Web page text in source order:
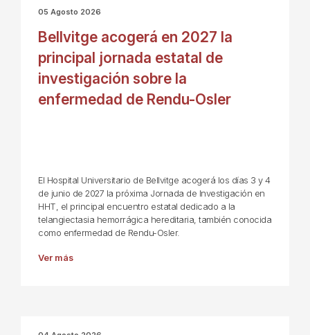
05 Agosto 2026
Bellvitge acogerá en 2027 la
principal jornada estatal de
investigación sobre la
enfermedad de Rendu-Osler
El Hospital Universitario de Bellvitge acogerá los días 3 y 4
de junio de 2027 la próxima Jornada de Investigación en
HHT, el principal encuentro estatal dedicado a la
telangiectasia hemorrágica hereditaria, también conocida
como enfermedad de Rendu-Osler.
Ver más